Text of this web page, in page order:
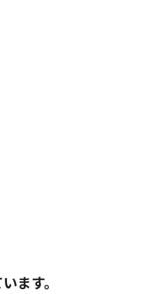
ます。